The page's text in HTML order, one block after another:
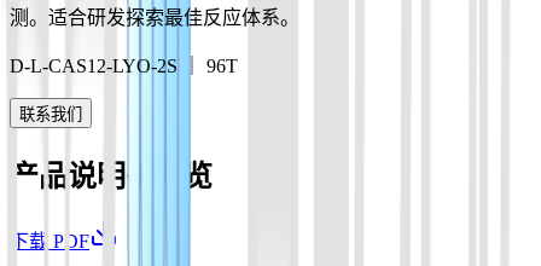
测。适合研发探索最佳反应体系。
D-L-CAS12-LYO-2S ｜ 96T
联系我们
产品说明书预览
下载 PDF